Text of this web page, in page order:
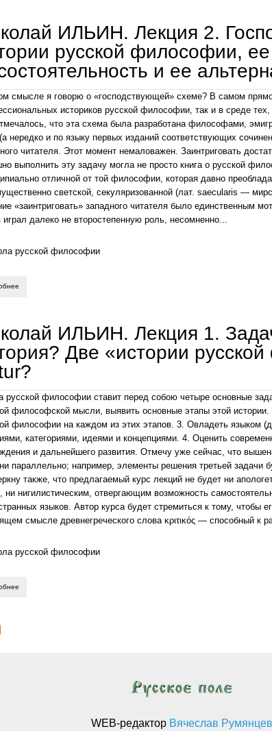
ИЛЬИН. Лекция 2.
русской философии,
и ее
смысле я говорю о «господствующей» схеме? В самом
историков русской философии, так и в среде тех,
что эта схема была разработана философами,
нередко и по языку первых изданий соответствующих
читателя. Этот момент немаловажен. Заинтриговать
выполнить эту задачу могла не просто книга о русской
отличной от той философии, которая давно
светской, секуляризованной (лат. saecularis —
«заинтриговать» западного читателя было единственным
играл далеко не второстепенную роль, несомненно...
русской философии
ИЛЬИН. Лекция 1.
Две «истории
русской философии ставит перед собою четыре основные
философской мысли, выявить основные этапы этой
философии на каждом из этих этапов. 3. Овладеть языком
категориями, идеями и концепциями. 4. Оценить
и дальнейшего развития. Отмечу уже сейчас, что
параллельно; например, элементы решения третьей задачи
также, что предлагаемый курс лекций не будет ни
ни нигилистическим, отвергающим возможность
языков. Автор курса будет стремиться к тому, чтобы
смысле древнегреческого слова κριτικός — способный к
русской философии
WEB-редактор Вячеслав Румянцев